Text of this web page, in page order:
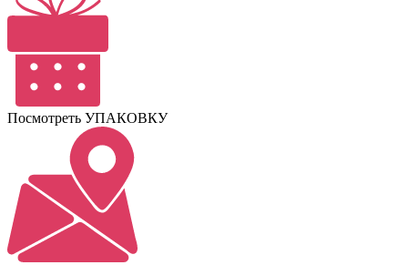
Посмотреть УПАКОВКУ